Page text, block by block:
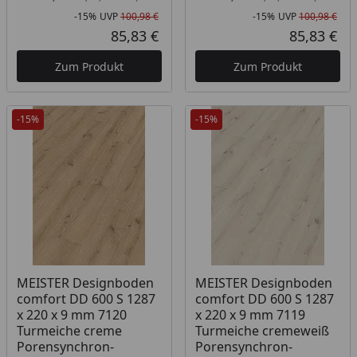
Rabatt in Prozent
-15%
Ursprünglicher Preis
UVP100,98 €
Aktueller Preis
85,83 €
Zum Produkt
-15% UVP100,98 €
85,83 €
Zum Produkt
-15%
MEISTER Designboden
comfort DD 600 S 1287
x 220 x 9 mm 7120
Turmeiche creme
Porensynchron-
Produkt am Lager
-15%
MEISTER Designboden
comfort DD 600 S 1287
x 220 x 9 mm 7119
Turmeiche cremeweiß
Porensynchron-
Produkt am Lager